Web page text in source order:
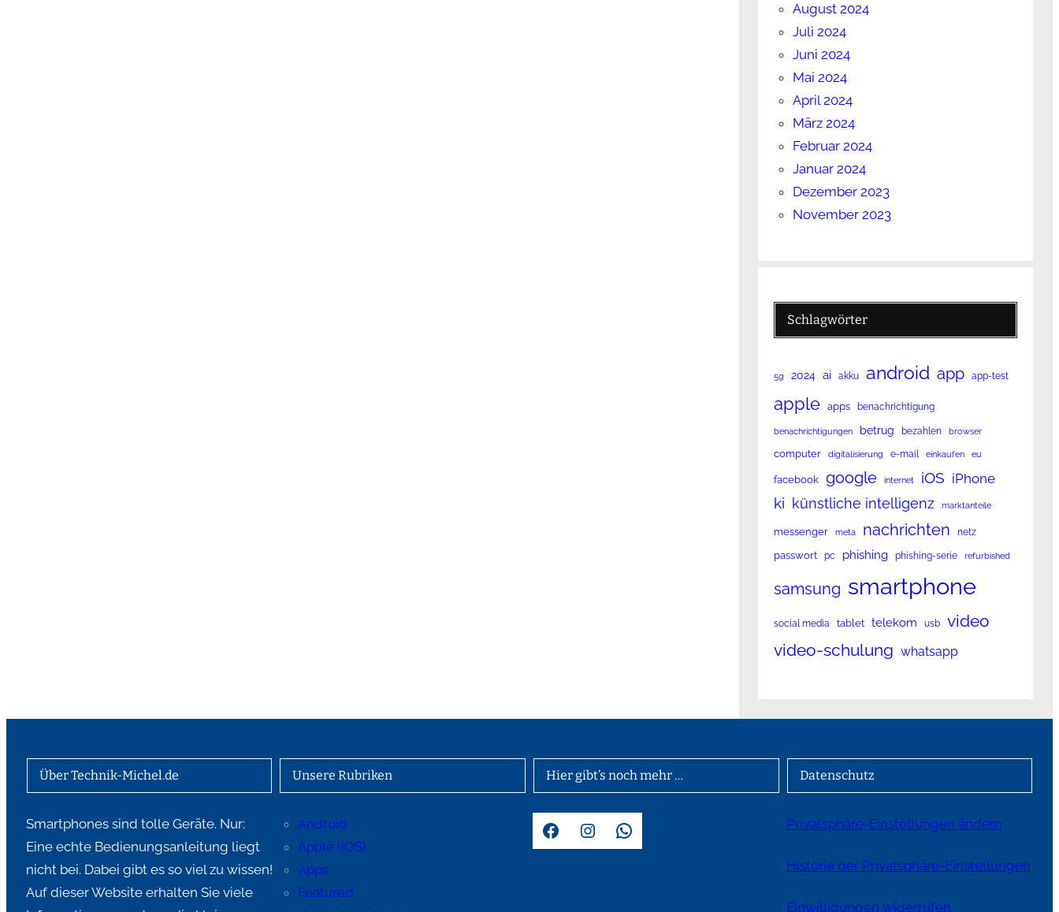
August 2024
Juli 2024
Juni 2024
Mai 2024
April 2024
März 2024
Februar 2024
Januar 2024
Dezember 2023
November 2023
Schlagwörter
5g 2024 ai akku android app app-test
apple apps benachrichtigung
benachrichtigungen betrug bezahlen browser
computer digitalisierung e-mail einkaufen eu
facebook google internet iOS iPhone
ki künstliche intelligenz marktanteile
messenger meta nachrichten netz
passwort pc phishing phishing-serie refurbished
samsung smartphone
social media tablet telekom usb
video
video-schulung whatsapp
Über Technik-Michel.de
Smartphones sind tolle Geräte. Nur:
Eine echte Bedienungsanleitung liegt
nicht bei. Dabei gibt es so viel zu wissen!
Auf dieser Website erhalten Sie viele
Unsere Rubriken
Android
Apple (iOS)
Apps
Featured
Hier gibt’s noch mehr …
Facebook Instagram WhatsApp
Datenschutz
Privatsphäre-Einstellungen ändern
Historie der Privatsphäre-Einstellungen
Einwilligungen widerrufen